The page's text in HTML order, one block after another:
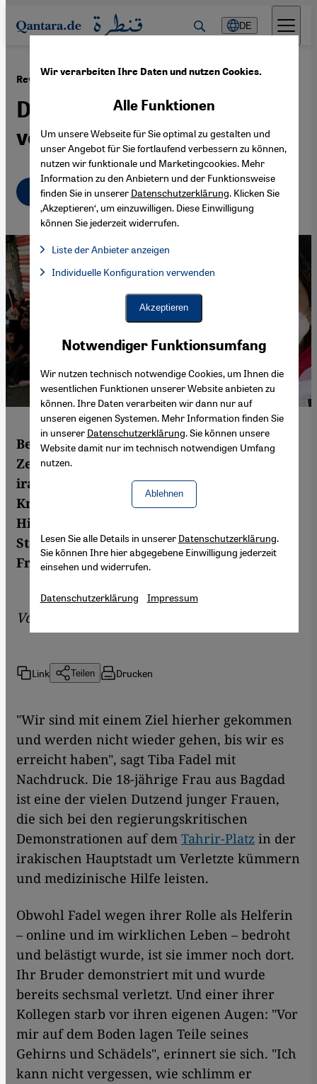
Direkt zum Inhalt springen
DE
Revolutionäre Frauen im Irak·09.03.2020
Die weiblichen Sanitäter
vom Tahrir-Platz
Deutsch English عربي
Bei den Protesten gegen die
Zentralregierung in Bagdad engagieren sich
irakische Frauen freiwillig als
Krankenschwestern und lernen dabei Erste
Hilfe. Außerdem verändern sie so den
Status Quo und fördern die Rechte der
Frauen im Land. Von Azhar Ali Hussein
Von
Link Teilen Drucken
"Wir sind mit einem Ziel hierher gekommen
und werden nicht wieder gehen, bis wir es
erreicht haben", sagt Tiba Fadel mit
Nachdruck. Die 18-jährige Frau aus Bagdad
ist eine der vielen Dutzend junger Frauen,
die sich bei den regierungskritischen
Demonstrationen auf dem Tahrir-Platz in der
irakischen Hauptstadt um Verletzte kümmern
und medizinische Hilfe leisten.
Obwohl Fadel wegen ihrer Rolle als Helferin
– online und im wirklichen Leben – bedroht
und belästigt wurde, ist sie immer noch dort.
Ihr Bruder demonstriert mit und wurde
bereits sechsmal verletzt. Und einer ihrer
Kollegen starb vor ihren eigenen Augen: "Vor
mir auf dem Boden lagen Teile seines
Gehirns und Schädels", erinnert sie sich. "Ich
kann nicht vergessen, wie schlimm er
Wir verarbeiten Ihre Daten und nutzen Cookies.
Notwendiger Funktionsumfang
Wir nutzen technisch notwendige Cookies, um Ihnen die
wesentlichen Funktionen unserer Website anbieten zu
können. Ihre Daten verarbeiten wir dann nur auf
unseren eigenen Systemen. Mehr Information finden Sie
in unserer Datenschutzerklärung. Sie können unsere
Website damit nur im technisch notwendigen Umfang
nutzen.
Ablehnen
Alle Funktionen
Um unsere Webseite für Sie optimal zu gestalten und
unser Angebot für Sie fortlaufend verbessern zu können,
nutzen wir funktionale und Marketingcookies. Mehr
Information zu den Anbietern und der Funktionsweise
finden Sie in unserer Datenschutzerklärung. Klicken Sie
‚Akzeptieren‘, um einzuwilligen. Diese Einwilligung
können Sie jederzeit widerrufen.
Liste der Anbieter anzeigen
Facebook Embed / Facebook Connect, Google Maps Embed,
Facebook Embed / Facebook Connect
Google Maps Embed
Individuelle Konfiguration verwenden
Akzeptieren
Lesen Sie alle Details in unserer Datenschutzerklärung.
Sie können Ihre hier abgegebene Einwilligung jederzeit
einsehen und widerrufen.
Datenschutzerklärung Impressum